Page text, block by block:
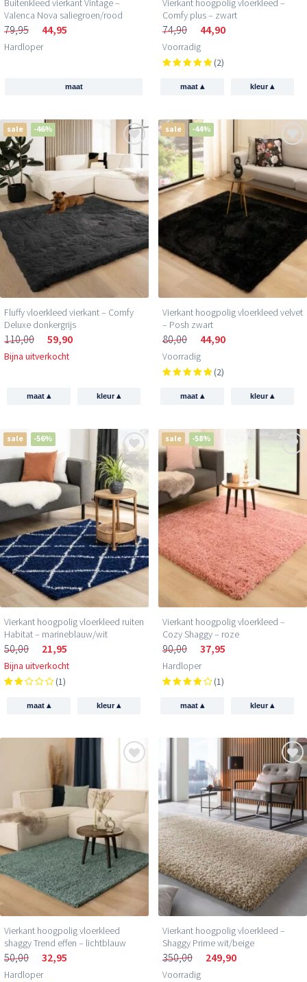
Buitenkleed vierkant Vintage –
Valenca Nova saliegroen/rood
79,95 44,95
Hardloper
maat
Vierkant hoogpolig vloerkleed –
Comfy plus – zwart
74,90 44,90
Voorradig
(2)
maat ▴ kleur▴
sale -46%
Fluffy vloerkleed vierkant – Comfy
Deluxe donkergrijs
110,00 59,90
Bijna uitverkocht
maat ▴ kleur▴
sale -44%
Vierkant hoogpolig vloerkleed velvet
– Posh zwart
80,00 44,90
Voorradig
(2)
maat ▴ kleur▴
sale -56%
Vierkant hoogpolig vloerkleed ruiten
Habitat – marineblauw/wit
50,00 21,95
Bijna uitverkocht
(1)
maat ▴ kleur▴
sale -58%
Vierkant hoogpolig vloerkleed –
Cozy Shaggy – roze
90,00 37,95
Hardloper
(1)
maat ▴ kleur▴
Vierkant hoogpolig vloerkleed
shaggy Trend effen – lichtblauw
50,00 32,95
Hardloper
Vierkant hoogpolig vloerkleed –
Shaggy Prime wit/beige
350,00 249,90
Voorradig